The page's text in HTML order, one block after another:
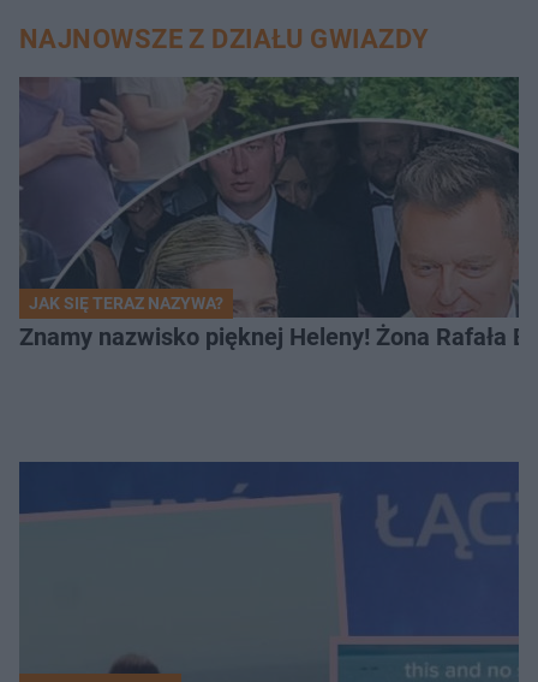
NAJNOWSZE Z DZIAŁU GWIAZDY
JAK SIĘ TERAZ NAZYWA?
Znamy nazwisko pięknej Heleny! Żona Rafała